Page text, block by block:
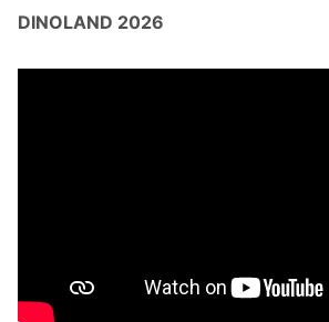
DINOLAND 2026